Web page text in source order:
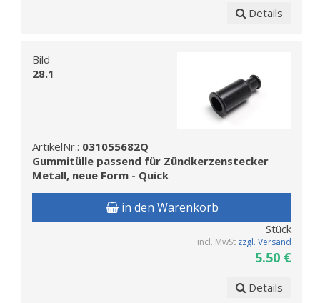
Details
Bild
28.1
ArtikelNr.: 031055682Q
Gummitülle passend für Zündkerzenstecker
Metall, neue Form - Quick
in den Warenkorb
Stück
incl. MwSt zzgl. Versand
5.50 €
Details